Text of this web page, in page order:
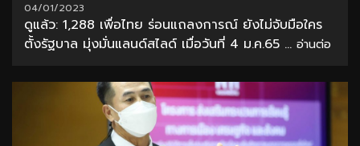
04/01/2023
ดูแล้ว: 1,288 เพื่อไทย ร่อนแถลงการณ์ ยังไม่จับมือใคร
ตั้งรัฐบาล มุ่งมั่นแลนด์สไลด์ เมื่อวันที่ 4 ม.ค.65 ... อ่านต่อ